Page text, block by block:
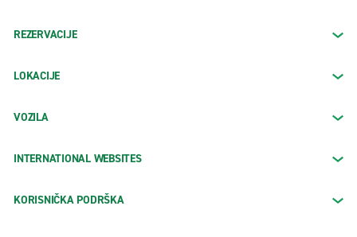
REZERVACIJE
LOKACIJE
VOZILA
INTERNATIONAL WEBSITES
KORISNIČKA PODRŠKA